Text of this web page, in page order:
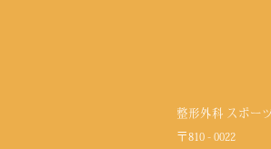
整形外科 スポー
〒810 - 0022